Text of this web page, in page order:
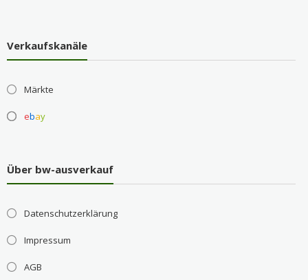
Verkaufskanäle
Märkte
ebay
Über bw-ausverkauf
Datenschutzerklärung
Impressum
AGB